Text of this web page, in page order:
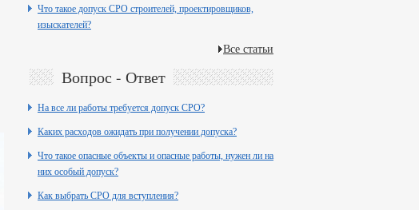
Что такое допуск СРО строителей, проектировщиков,
изыскателей?
Все статьи
Вопрос - Ответ
На все ли работы требуется допуск СРО?
Каких расходов ожидать при получении допуска?
Что такое опасные объекты и опасные работы, нужен ли на
них особый допуск?
Как выбрать СРО для вступления?